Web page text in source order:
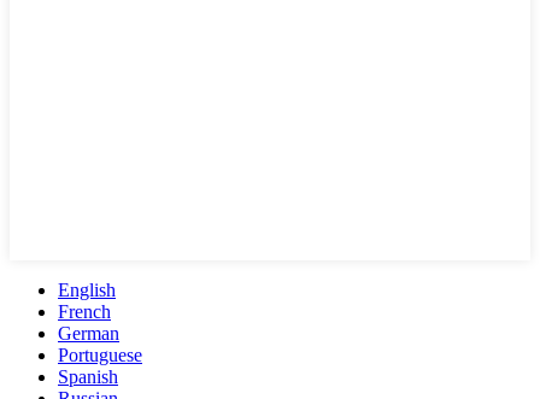
English
French
German
Portuguese
Spanish